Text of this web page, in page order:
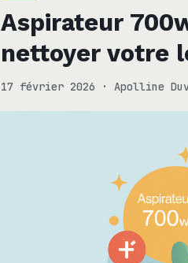
Aspirateur
nettoyer votre
17 février 2026 · Apolline